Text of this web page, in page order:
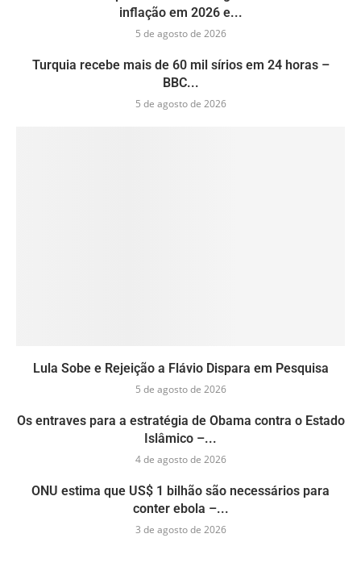
inflação em 2026 e...
5 de agosto de 2026
Turquia recebe mais de 60 mil sírios em 24 horas –
BBC...
5 de agosto de 2026
Lula Sobe e Rejeição a Flávio Dispara em Pesquisa
5 de agosto de 2026
Os entraves para a estratégia de Obama contra o Estado
Islâmico –...
4 de agosto de 2026
ONU estima que US$ 1 bilhão são necessários para
conter ebola –...
3 de agosto de 2026